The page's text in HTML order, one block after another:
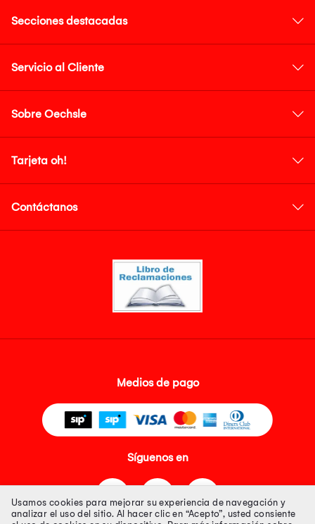
Secciones destacadas
Servicio al Cliente
Sobre Oechsle
Tarjeta oh!
Contáctanos
Medios de pago
Síguenos en
Usamos cookies para mejorar su experiencia de navegación y
analizar el uso del sitio. Al hacer clic en “Acepto”, usted consiente